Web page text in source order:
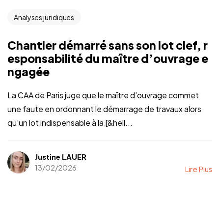
Analyses juridiques
Chantier démarré sans son lot clef, r
esponsabilité du maître d’ouvrage e
ngagée
La CAA de Paris juge que le maître d’ouvrage commet
une faute en ordonnant le démarrage de travaux alors
qu’un lot indispensable à la [&hell...
Justine LAUER
13/02/2026
Lire Plus